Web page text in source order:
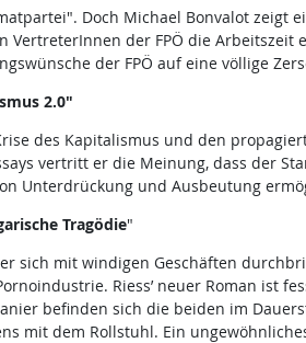
Doch Michael Bonvalot
VertreterInnen der FPÖ die
der FPÖ auf eine völlige
2.0"
des Kapitalismus und den
vertritt er die Meinung, dass der
Unterdrückung und Ausbeutung
Tragödie"
sich mit windigen Geschäften
Riess’ neuer Roman ist
befinden sich die beiden im
mit dem Rollstuhl. Ein